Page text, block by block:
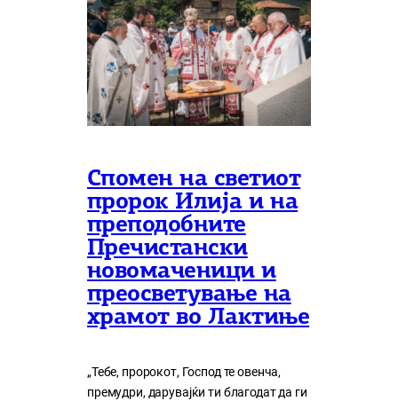
Спомен на светиот
пророк Илија и на
преподобните
Пречистански
новомаченици и
преосветување на
храмот во Лактиње
„Тебе, пророкот, Господ те овенча,
премудри, дарувајќи ти благодат да ги